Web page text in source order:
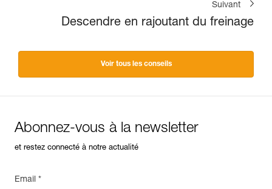
Suivant
Descendre en rajoutant du freinage
Voir tous les conseils
Abonnez-vous à la newsletter
et restez connecté à notre actualité
Email *